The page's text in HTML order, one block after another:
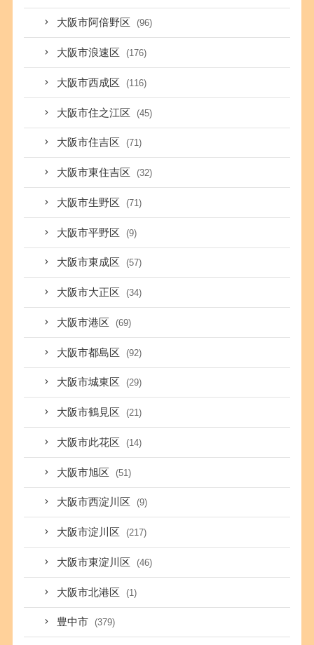
大阪市阿倍野区 (96)
大阪市浪速区 (176)
大阪市西成区 (116)
大阪市住之江区 (45)
大阪市住吉区 (71)
大阪市東住吉区 (32)
大阪市生野区 (71)
大阪市平野区 (9)
大阪市東成区 (57)
大阪市大正区 (34)
大阪市港区 (69)
大阪市都島区 (92)
大阪市城東区 (29)
大阪市鶴見区 (21)
大阪市此花区 (14)
大阪市旭区 (51)
大阪市西淀川区 (9)
大阪市淀川区 (217)
大阪市東淀川区 (46)
大阪市北港区 (1)
豊中市 (379)